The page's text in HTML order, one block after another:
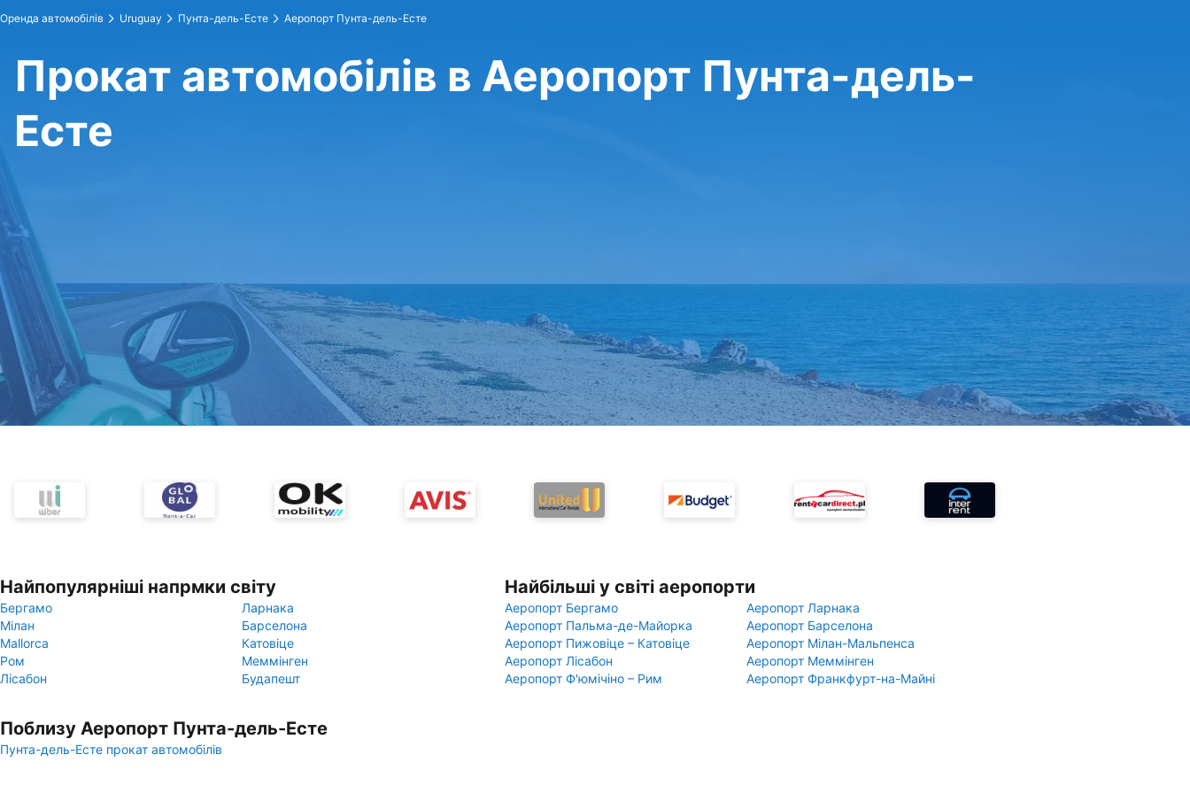
Оренда автомобілів Uruguay Пунта-дель-Есте Аеропорт Пунта-дель-Есте
Прокат автомобілів в Аеропорт Пунта-дель-
Есте
Найпопулярніші напрмки світу
Бергамо
Ларнака
Мілан
Барселона
Mallorca
Катовіце
Ром
Меммінген
Лісабон
Будапешт
Найбільші у світі аеропорти
Аеропорт Бергамо
Аеропорт Ларнака
Аеропорт Пальма-де-Майорка
Аеропорт Барселона
Аеропорт Пижовіце – Катовіце
Аеропорт Мілан-Мальпенса
Аеропорт Лісабон
Аеропорт Меммінген
Аеропорт Ф'юмічіно – Рим
Аеропорт Франкфурт-на-Майні
Поблизу Аеропорт Пунта-дель-Есте
Пунта-дель-Есте прокат автомобілів